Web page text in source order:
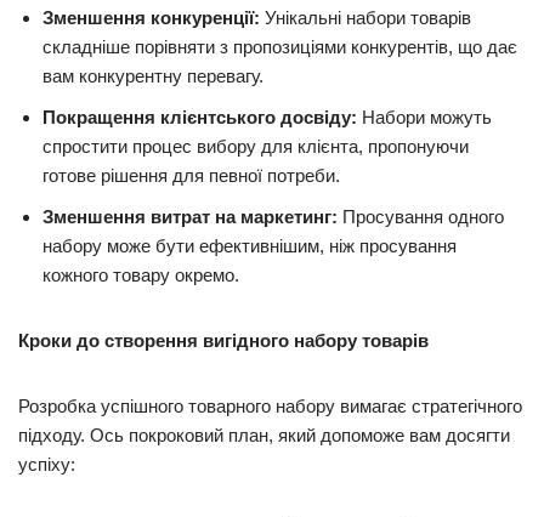
Зменшення конкуренції: Унікальні набори товарів
складніше порівняти з пропозиціями конкурентів, що дає
вам конкурентну перевагу.
Покращення клієнтського досвіду: Набори можуть
спростити процес вибору для клієнта, пропонуючи
готове рішення для певної потреби.
Зменшення витрат на маркетинг: Просування одного
набору може бути ефективнішим, ніж просування
кожного товару окремо.
Кроки до створення вигідного набору товарів
Розробка успішного товарного набору вимагає стратегічного
підходу. Ось покроковий план, який допоможе вам досягти
успіху: